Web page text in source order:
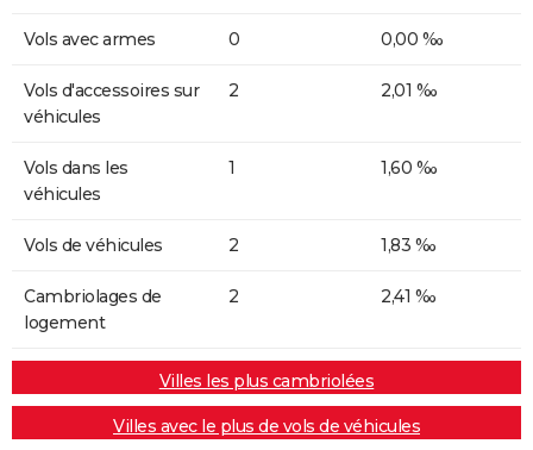
Vols avec armes 0 0,00 ‰
Vols d'accessoires sur
véhicules
2 2,01 ‰
Vols dans les
véhicules
1 1,60 ‰
Vols de véhicules 2 1,83 ‰
Cambriolages de
logement
2 2,41 ‰
Villes les plus cambriolées
Villes avec le plus de vols de véhicules